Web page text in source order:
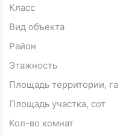
Класс
Вид объекта
Район
Этажность
Площадь территории, га
Площадь участка, сот
Кол-во комнат